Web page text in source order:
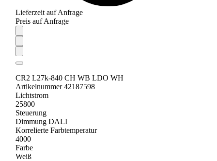
Lieferzeit auf Anfrage
Preis auf Anfrage
CR2 L27k-840 CH WB LDO WH
Artikelnummer 42187598
Lichtstrom
25800
Steuerung
Dimmung DALI
Korrelierte Farbtemperatur
4000
Farbe
Weiß